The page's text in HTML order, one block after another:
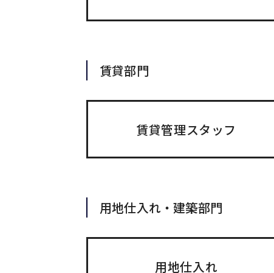
賃貸部門
賃貸管理スタッフ
用地仕入れ・建築部門
用地仕入れ